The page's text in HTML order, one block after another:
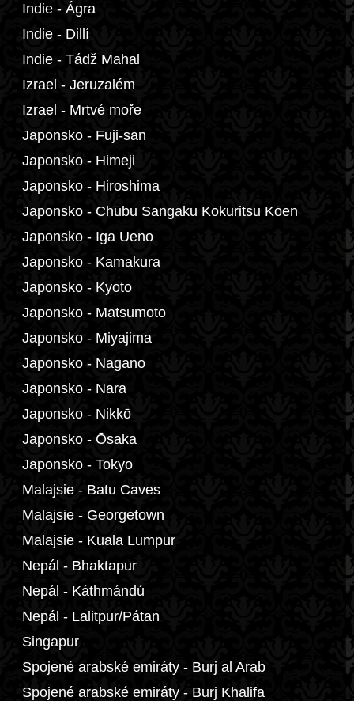
Indie - Ágra
Indie - Dillí
Indie - Tádž Mahal
Izrael - Jeruzalém
Izrael - Mrtvé moře
Japonsko - Fuji-san
Japonsko - Himeji
Japonsko - Hiroshima
Japonsko - Chūbu Sangaku Kokuritsu Kōen
Japonsko - Iga Ueno
Japonsko - Kamakura
Japonsko - Kyoto
Japonsko - Matsumoto
Japonsko - Miyajima
Japonsko - Nagano
Japonsko - Nara
Japonsko - Nikkō
Japonsko - Ōsaka
Japonsko - Tokyo
Malajsie - Batu Caves
Malajsie - Georgetown
Malajsie - Kuala Lumpur
Nepál - Bhaktapur
Nepál - Káthmándú
Nepál - Lalitpur/Pátan
Singapur
Spojené arabské emiráty - Burj al Arab
Spojené arabské emiráty - Burj Khalifa